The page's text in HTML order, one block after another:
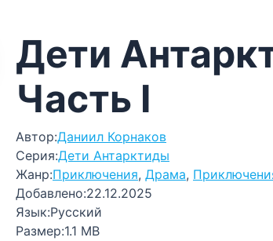
Дети
Часть I
Автор:Даниил Корнаков
Серия:Дети Антарктиды
Жанр:Приключения, Драма,
Добавлено:22.12.2025
Язык:Русский
Размер:1.1 MB